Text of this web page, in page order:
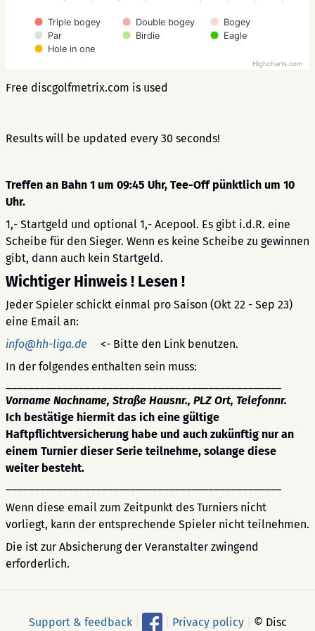
Triple bogey Double bogey
Bogey
Par
Birdie
Eagle
Hole in one
Highcharts.com
Free discgolfmetrix.com is used
Results will be updated every 30 seconds!
Treffen an Bahn 1 um 09:45 Uhr, Tee-Off pünktlich um 10
Uhr.
1,- Startgeld und optional 1,- Acepool. Es gibt i.d.R. eine
Scheibe für den Sieger. Wenn es keine Scheibe zu gewinnen
gibt, dann auch kein Startgeld.
Wichtiger Hinweis ! Lesen !
Jeder Spieler schickt einmal pro Saison (Okt 22 - Sep 23)
eine Email an:
info@hh-liga.de <- Bitte den Link benutzen.
In der folgendes enthalten sein muss:
Vorname Nachname, Straße Hausnr., PLZ Ort, Telefonnr.
Ich bestätige hiermit das ich eine gültige
Haftpflichtversicherung habe und auch zukünftig nur an
einem Turnier dieser Serie teilnehme, solange diese
weiter besteht.
Wenn diese email zum Zeitpunkt des Turniers nicht
vorliegt, kann der entsprechende Spieler nicht teilnehmen.
Die ist zur Absicherung der Veranstalter zwingend
erforderlich.
Support & feedback Privacy policy
© Disc